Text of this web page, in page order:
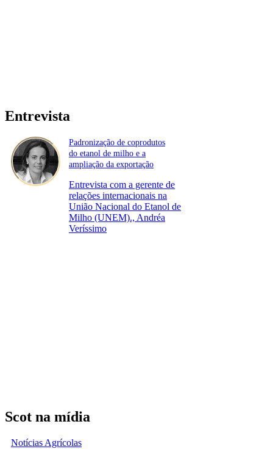
Entrevista
Padronização de coprodutos
do etanol de milho e a
ampliação da exportação
Entrevista com a gerente de
relações internacionais na
União Nacional do Etanol de
Milho (UNEM)., Andréa
Veríssimo
Scot na mídia
Notícias Agrícolas